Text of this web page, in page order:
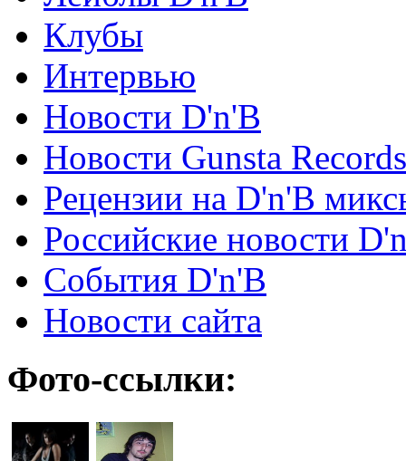
Клубы
Интервью
Новости D'n'B
Новости Gunsta Records
Рецензии на D'n'B
Российские новости
События D'n'B
Новости сайта
Фото-ссылки: